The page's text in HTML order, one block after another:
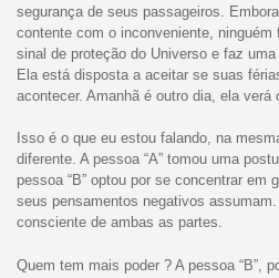
segurança de seus passageiros.
contente com o inconveniente,
sinal de proteção do Universo e faz uma
Ela está disposta a aceitar se suas
acontecer. Amanhã é outro dia, ela verá
Isso é o que eu estou falando, na
diferente. A pessoa “A” tomou uma
pessoa “B” optou por se concentrar em
seus pensamentos negativos
consciente de ambas as partes.
Quem tem mais poder ? A pessoa “B”,